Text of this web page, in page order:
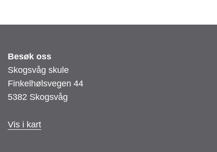
Besøk oss
Skogsvåg skule
Finkelhølsvegen 44
5382 Skogsvåg
Vis i kart